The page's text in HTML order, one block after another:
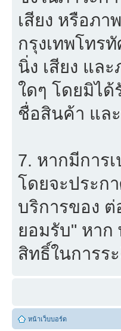
เสียง หรือภ
กรุงเทพโทร
นิ่ง เสียง แล
ใดๆ โดยมิไ
ชื่อสินค้า แล
7. หากมีการ
โดยจะประก
บริการของ
ยอมรับ" หาก
สิทธิ์ในการร
หน้าเว็บบอร์ด